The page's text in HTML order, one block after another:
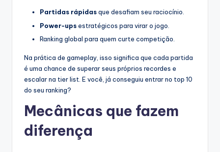
Partidas rápidasque desafiam seu raciocínio.
Power-upsestratégicos para virar o jogo.
Ranking global para quem curte competição.
Na prática de gameplay, isso significa que cada partida
é uma chance de superar seus próprios recordes e
escalar na tier list. E você, já conseguiu entrar no top 10
do seu ranking?
Mecânicas que fazem
diferença